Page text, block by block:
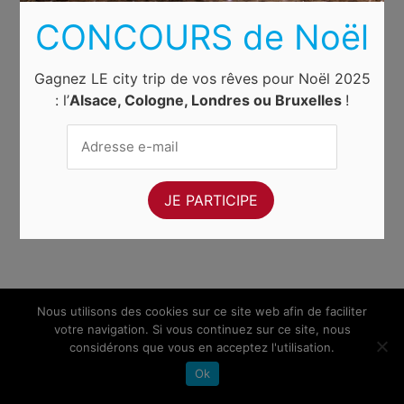
Nous utilisons des cookies sur ce site web afin de faciliter
votre navigation. Si vous continuez sur ce site, nous
considérons que vous en acceptez l'utilisation.
Ok
CONCOURS de Noël
Gagnez LE city trip de vos rêves pour Noël 2025
: l’Alsace, Cologne, Londres ou Bruxelles !